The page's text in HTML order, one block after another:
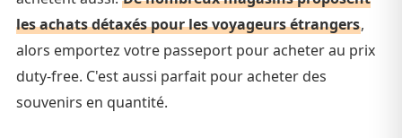
les achats détaxés pour les voyageurs étrangers,
alors emportez votre passeport pour acheter au prix
duty-free. C'est aussi parfait pour acheter des
souvenirs en quantité.